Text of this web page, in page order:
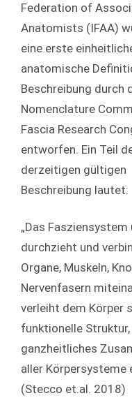
Federation of
Anatomists (IFAA)
eine erste
anatomische
Beschreibung durch
Nomenclature
Fascia Research
entworfen. Ein Teil
derzeitigen gültigen
Beschreibung lautet:
„Das Fasziensystem
durchzieht und
Organe, Muskeln,
Nervenfasern
verleiht dem Körper
funktionelle Struktur,
ganzheitliches
aller Körpersysteme
(Stecco et.al. 2018)